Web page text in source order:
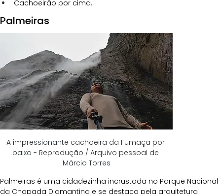
Cachoeirão por cima.
Palmeiras
A impressionante cachoeira da Fumaça por
baixo - Reprodução / Arquivo pessoal de
Márcio Torres
Palmeiras é uma cidadezinha incrustada no Parque Nacional
da Chapada Diamantina e se destaca pela arquitetura